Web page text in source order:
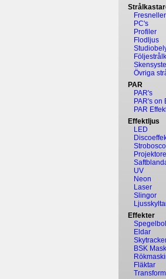
Fresneller
PC's
Profiler
Flodljus
Övriga
PAR
PAR's
PAR's on
PAR
Effektljus
LED
UV
Neon
Laser
Slingor
Effekter
Eldar
BSK
Fläktar